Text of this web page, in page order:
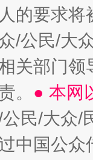
的要求将
/公民/大
关部门
。 ● 本网
公民/大众
中国公